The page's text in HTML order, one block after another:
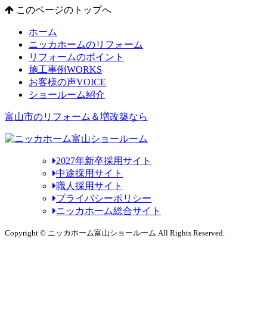
このページのトップへ
ホーム
ニッカホームのリフォーム
リフォームのポイント
施工事例WORKS
お客様の声VOICE
ショールーム紹介
富山市のリフォーム＆増改築なら
2027年新卒採用サイト
中途採用サイト
職人採用サイト
プライバシーポリシー
ニッカホーム総合サイト
Copyright © ニッカホーム富山ショールーム All Rights Reserved.